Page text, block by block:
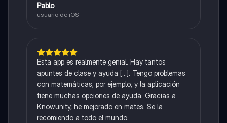
Pablo
usuario de iOS
Esta app es realmente genial. Hay tantos
apuntes de clase y ayuda [...]. Tengo problemas
con matemáticas, por ejemplo, y la aplicación
tiene muchas opciones de ayuda. Gracias a
Knowunity, he mejorado en mates. Se la
recomiendo a todo el mundo.